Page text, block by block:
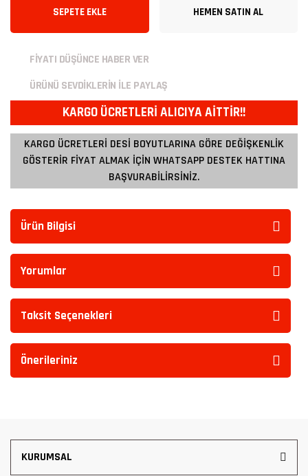
SEPETE EKLE HEMEN SATIN AL
FİYATI DÜŞÜNCE HABER VER
ÜRÜNÜ SEVDİKLERİN İLE PAYLAŞ
KARGO ÜCRETLERİ ALICIYA AİTTİR!!
KARGO ÜCRETLERİ DESİ BOYUTLARINA GÖRE DEĞİŞKENLİK
GÖSTERİR FİYAT ALMAK İÇİN WHATSAPP DESTEK HATTINA
BAŞVURABİLİRSİNİZ.
Ürün Bilgisi
Yorumlar
Taksit Seçenekleri
Önerileriniz
KURUMSAL